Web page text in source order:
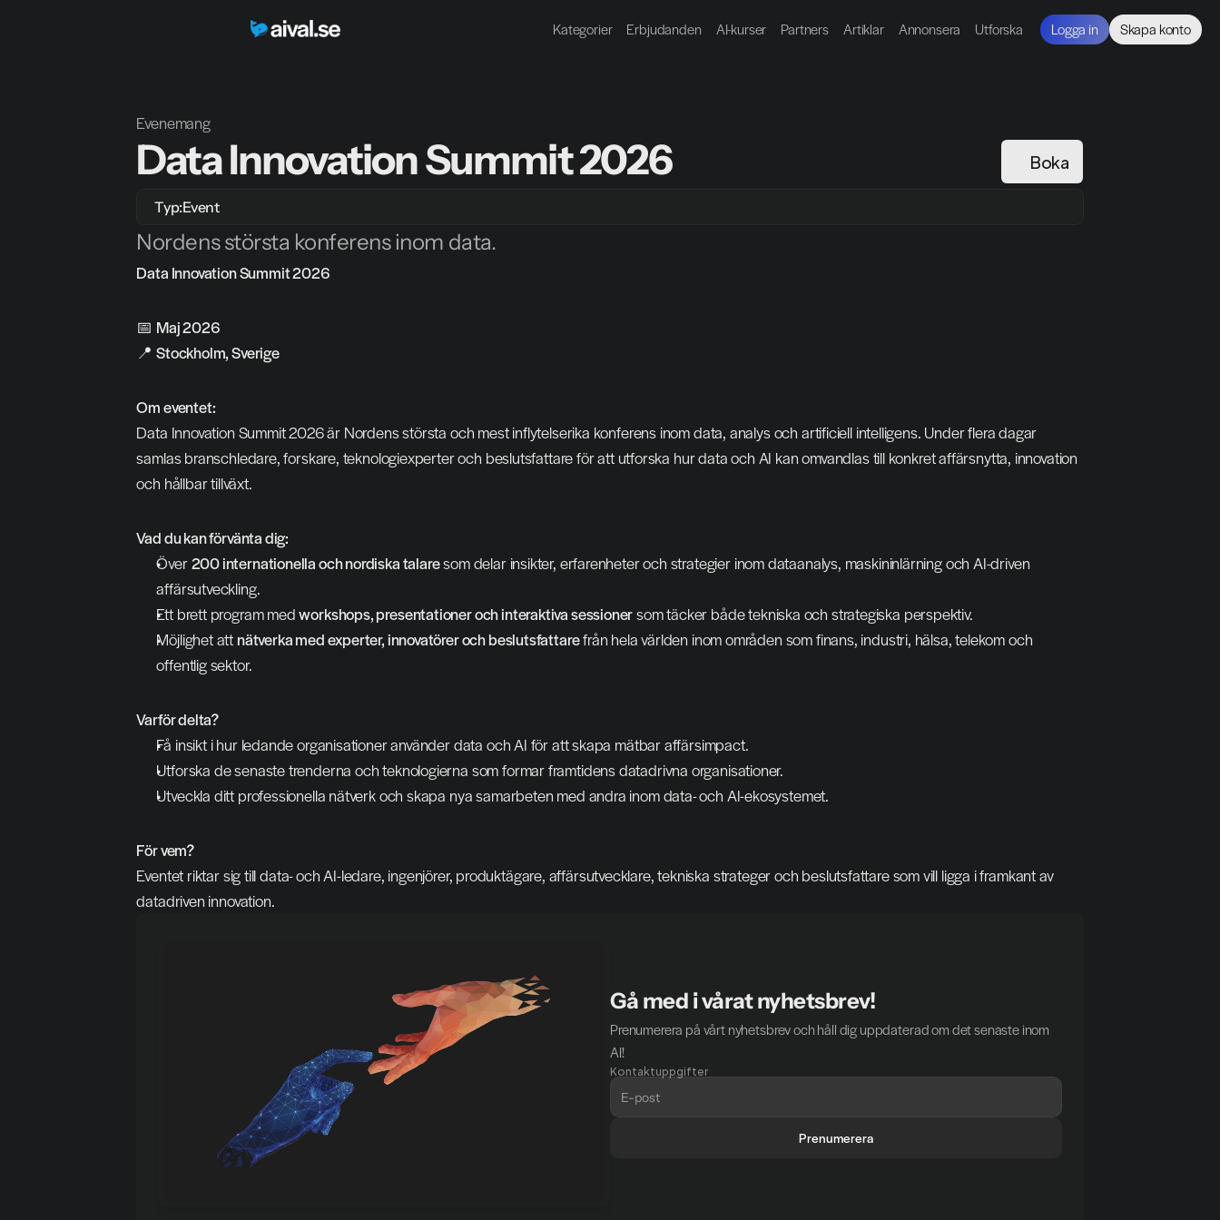
Kategorier Erbjudanden AI-kurser Partners Artiklar Annonsera Utforska Logga in Skapa konto
Evenemang
Data Innovation Summit 2026 Boka
Typ:Event
Nordens största konferens inom data.
Data Innovation Summit 2026
📅 Maj 2026
📍 Stockholm, Sverige
Om eventet:
Data Innovation Summit 2026 är Nordens största och mest inflytelserika konferens inom data, analys och artificiell intelligens. Under flera dagar
samlas branschledare, forskare, teknologiexperter och beslutsfattare för att utforska hur data och AI kan omvandlas till konkret affärsnytta, innovation
och hållbar tillväxt.
Vad du kan förvänta dig:
Över 200 internationella och nordiska talare som delar insikter, erfarenheter och strategier inom dataanalys, maskininlärning och AI-driven
affärsutveckling.
Ett brett program med workshops, presentationer och interaktiva sessioner som täcker både tekniska och strategiska perspektiv.
Möjlighet att nätverka med experter, innovatörer och beslutsfattare från hela världen inom områden som finans, industri, hälsa, telekom och
offentlig sektor.
Varför delta?
Få insikt i hur ledande organisationer använder data och AI för att skapa mätbar affärsimpact.
Utforska de senaste trenderna och teknologierna som formar framtidens datadrivna organisationer.
Utveckla ditt professionella nätverk och skapa nya samarbeten med andra inom data- och AI-ekosystemet.
För vem?
Eventet riktar sig till data- och AI-ledare, ingenjörer, produktägare, affärsutvecklare, tekniska strateger och beslutsfattare som vill ligga i framkant av
datadriven innovation.
Gå med i vårat nyhetsbrev!
Prenumerera på vårt nyhetsbrev och håll dig uppdaterad om det senaste inom
AI!
Kontaktuppgifter
Prenumerera